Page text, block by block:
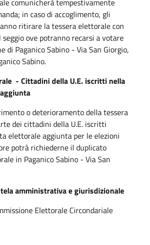
in caso di accoglimento, gli
ritirare la tessera elettorale con
seggio ove potranno recarsi a votare
di Paganico Sabino - Via San Giorgio,
Sabino.
- Cittadini della U.E. iscritti nella
o deterioramento della tessera
dei cittadini della U.E. iscritti
elettorale aggiunta per le elezioni
potrà richiederne il duplicato
in Paganico Sabino - Via San
amministrativa e giurisdizionale
Elettorale Circondariale